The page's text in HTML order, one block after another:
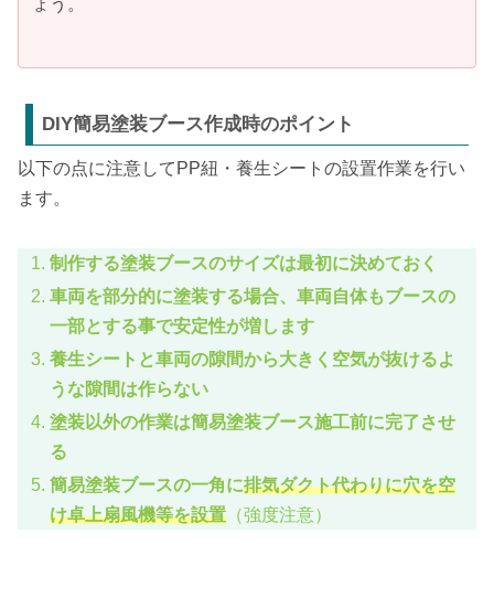
DIY簡易塗装ブース作成時のポイント
以下の点に注意してPP紐・養生シートの設置作業を行い
ます。
制作する塗装ブースのサイズは最初に決めておく
車両を部分的に塗装する場合、車両自体もブースの
一部とする事で安定性が増します
養生シートと車両の隙間から大きく空気が抜けるよ
うな隙間は作らない
塗装以外の作業は簡易塗装ブース施工前に完了させ
る
簡易塗装ブースの一角に排気ダクト代わりに穴を空
け卓上扇風機等を設置 （強度注意）